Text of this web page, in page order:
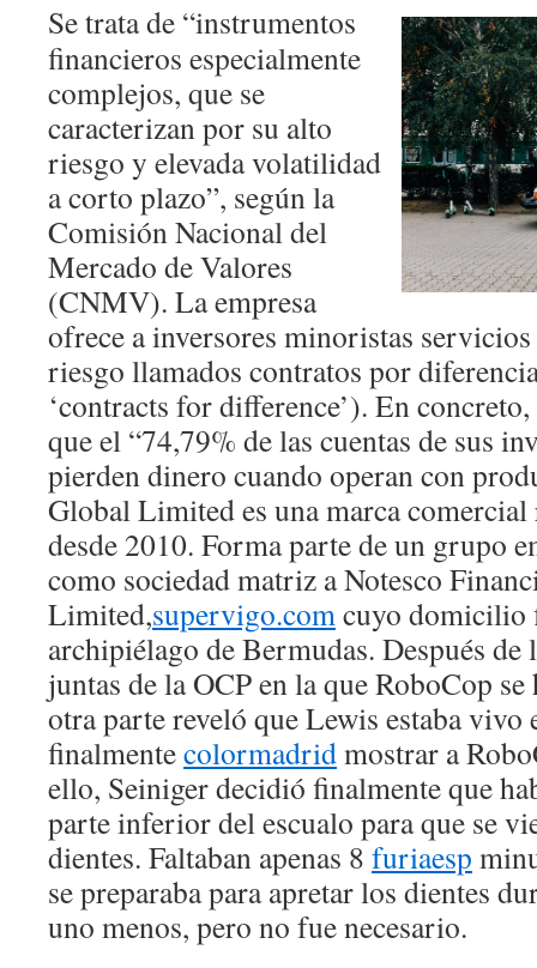
Se trata de “instrumentos
financieros especialmente
complejos, que se
caracterizan por su alto
riesgo y elevada volatilidad
a corto plazo”, según la
Comisión Nacional del
Mercado de Valores
(CNMV). La empresa
ofrece a inversores minoristas
riesgo llamados contratos por
‘contracts for difference’). En
que el “74,79% de las cuentas de sus
pierden dinero cuando operan con
Global Limited es una marca
desde 2010. Forma parte de un grupo
como sociedad matriz a Notesco
Limited,supervigo.comcuyo domicilio
archipiélago de Bermudas. Después de
juntas de la OCP en la que RoboCop
otra parte reveló que Lewis estaba vivo
finalmentecolormadridmostrar a
ello, Seiniger decidió finalmente que
parte inferior del escualo para que se
dientes. Faltaban apenas 8 furiaesp
se preparaba para apretar los dientes
uno menos, pero no fue necesario.